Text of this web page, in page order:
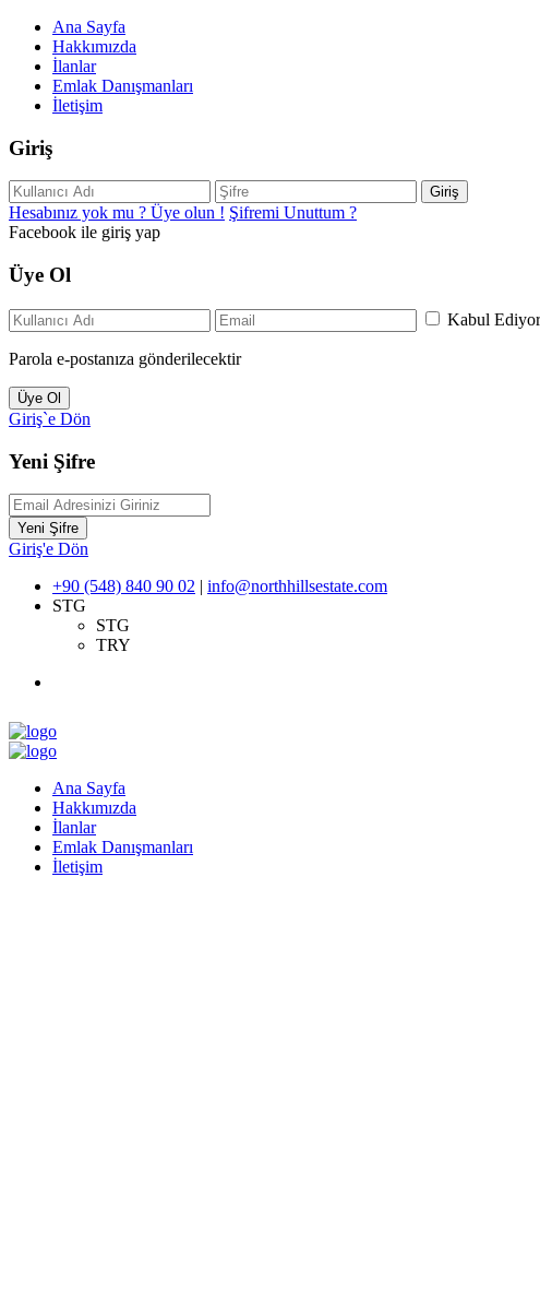
Ana Sayfa
Hakkımızda
İlanlar
Emlak Danışmanları
İletişim
Giriş
Giriş
Hesabınız yok mu ? Üye olun ! Şifremi Unuttum ?
Facebook ile giriş yap
Üye Ol
Kabul
Parola e-postanıza gönderilecektir
Üye Ol
Giriş`e Dön
Yeni Şifre
Yeni Şifre
Giriş'e Dön
+90 (548) 840 90 02 | info@northhillsestate.com
STG
STG
TRY
Ana Sayfa
Hakkımızda
İlanlar
Emlak Danışmanları
İletişim